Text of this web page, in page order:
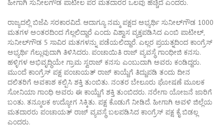
ಹೀಗಾಗಿ ಸುನೀಲಗೌಡ ಪಾಟೀಲ ಪರ ಮತದಾರರ ಒಲವು ಹೆಚ್ಚಿದೆ ಎಂದರು.
ರಾಜ್ಯದಲ್ಲಿ‌ ಬಿಜೆಪಿ ಸರಕಾರವಿದೆ. ಆದಾಗ್ಯೂ‌ ನಮ್ಮ ಪಕ್ಷದ ಅಭ್ಯರ್ಥಿ ಸುನೀಲ್‌ಗೌಡ 1000
ಮತಗಳ ಅಂತರದಿಂದ ಗೆಲ್ಲಲಿದ್ದಾರೆ ಎಂದು ವಿಶ್ವಾಸ ವ್ಯಕ್ತಪಡಿಸಿದ ಎಂಬಿ ಪಾಟೀಲ್‌,
ಸುನೀಲ್‌ಗೌಡ 5 ಸಾವಿರ ಮತಗಳ‌ನ್ನು ಪಡೆಯಲಿದ್ದಾರೆ. ಎಲ್ಲರ ಪ್ರಯತ್ನದಿಂದ‌ ಕಾಂಗ್ರೆಸ್
ಅಭ್ಯರ್ಥಿ ಗೆಲ್ಲುವುದಾಗಿ ತಿಳಿಸಿದರು. ಪಂಚಾಯಿತಿ ರಾಜ್ ವ್ಯವಸ್ಥೆ ಗಾಂಧೀಜಿ‌ ಕನಸು.
ಹಳ್ಳಿಗಳ ಅಭಿವೃದ್ಧಿಯೇ ಗ್ರಾಮ ಸ್ವರಾಜ್ ಕನಸು ಎಂಬುದಾಗಿ ಅವರು ಕಂಡಿದ್ದರು.
ಮುಂದೆ ಕಾಂಗ್ರೆಸ್ ಪಕ್ಷ ಪಂಚಾಯತ್ ರಾಜ್ ಕಾಯ್ದೆಗೆ ತಿದ್ದುಪಡಿ ತಂದು ದೀನ
ದಲಿತರಿಗೆ ಅವಕಾಶ‌ ಕಲ್ಪಿಸಿ ಶಕ್ತಿ‌ ತುಂಬಿತು. ‌ನಂತರ ಬೇಲೂರು ಘೋಷಣೆ ಮೂಲಕ
ಸೋನಿಯಾ ಗಾಂಧಿ ಅವರು ಈ ಕಾಯ್ದೆಗೆ ಶಕ್ತಿ ತುಂಬಿದರು. ನರೇಗಾ ಯೋಜನೆ ಜಾರಿಗೆ
ಬಂತು. ತನ್ಮೂಲಕ ಉದ್ಯೋಗ ಸಿಕ್ಕಿತು. ಪಕ್ಷ ಕೊಡುಗೆ ನೀಡಿದೆ. ಹೀಗಾಗಿ ಅವಳಿ ಜಿಲ್ಲೆಯ‌
ಮತದಾರರು ಪಂಚಾಯತ್ ರಾಜ್ ವ್ಯವಸ್ಥೆ ಬಲಪಡಿಸಿದ ಕಾಂಗ್ರೆಸ್ ಪಕ್ಷ ಕೈ ಬಿಡಲ್ಲ
ಎಂದರು.